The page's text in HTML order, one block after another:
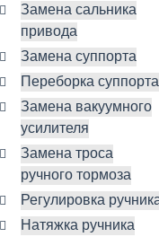
Замена сальника
привода
Замена суппорта
Переборка суппорта
Замена вакуумного
усилителя
Замена троса
ручного тормоза
Регулировка
Натяжка ручника